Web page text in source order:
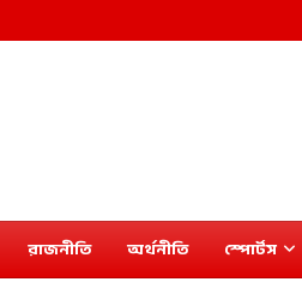
রাজনীতি অর্থনীতি স্পোর্টস